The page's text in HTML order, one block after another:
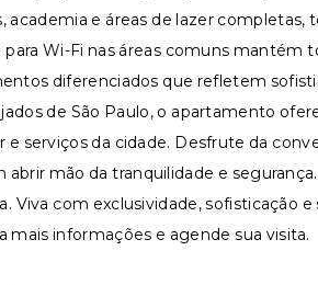
e áreas de lazer completas,
Wi-Fi nas áreas comuns mantém
diferenciados que refletem
de São Paulo, o apartamento
serviços da cidade. Desfrute da
abrir mão da tranquilidade e
Viva com exclusividade, sofisticação e
informações e agende sua visita.